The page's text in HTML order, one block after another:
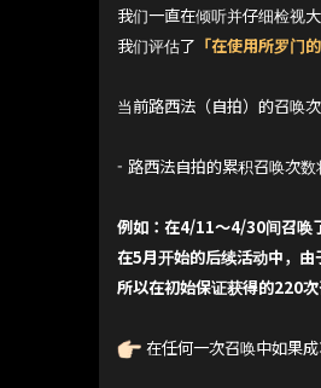
我们一直在倾听并仔细检视
我们评估了 「在使用所罗门
当前路西法（自拍）的召唤
- 路西法自拍的累积召唤次数
例如：在4/11～4/30间召唤
在5月开始的后续活动中，由
所以在初始保证获得的220
在任何一次召唤中如果